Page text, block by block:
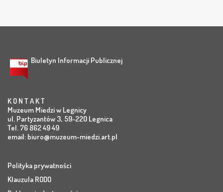
Biuletyn Informacji Publicznej
K O N T A K T
Muzeum Miedzi w Legnicy
ul. Partyzantów 3, 59-220 Legnica
Tel. 76 862 49 49
email: biuro@muzeum-miedzi.art.pl
Polityka prywatności
Klauzula RODO